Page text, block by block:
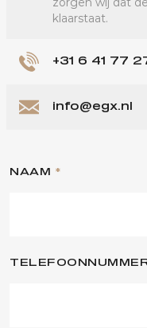
klaarstaat.
+31 6 41 77
info@egx.nl
NAAM *